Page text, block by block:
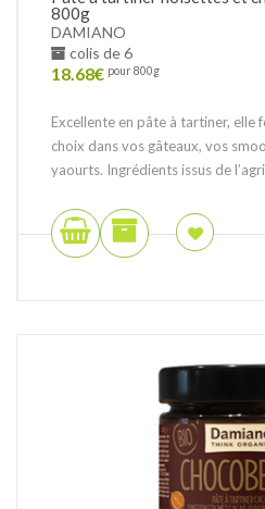
800g
DAMIANO
colis de 6
18.68€ pour 800g
Excellente en pâte à tartiner, elle
choix dans vos gâteaux, vos
yaourts. Ingrédients issus de